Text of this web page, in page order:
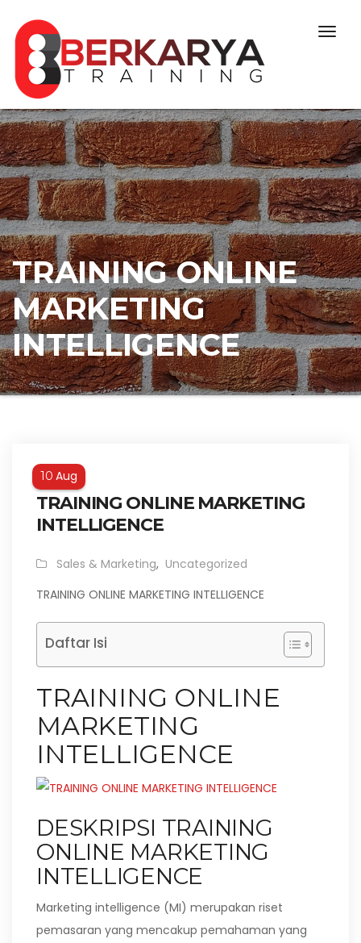
TRAINING ONLINE
MARKETING
INTELLIGENCE
10Aug
TRAINING ONLINE MARKETING
INTELLIGENCE
Sales & Marketing, Uncategorized
TRAINING ONLINE MARKETING INTELLIGENCE
Daftar Isi
TRAINING ONLINE
MARKETING
INTELLIGENCE
DESKRIPSI TRAINING
ONLINE MARKETING
INTELLIGENCE
Marketing intelligence (MI) merupakan riset
pemasaran yang mencakup pemahaman yang